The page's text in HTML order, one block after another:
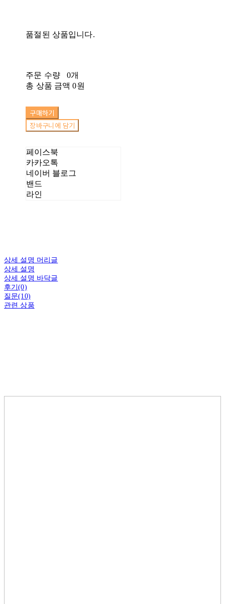
품절된 상품입니다.
주문 수량
0개
총 상품 금액 0원
구매하기
장바구니에 담기
페이스북
카카오톡
네이버 블로그
밴드
라인
상세 설명 머리글
상세 설명
상세 설명 바닥글
후기(0)
질문(10)
관련 상품